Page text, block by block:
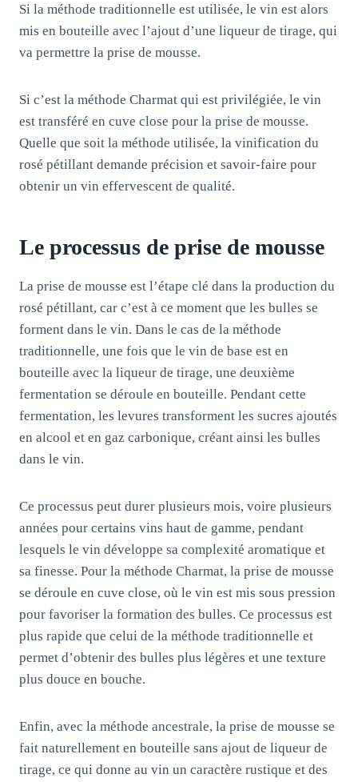
Si la méthode traditionnelle est utilisée, le vin est alors
mis en bouteille avec l’ajout d’une liqueur de tirage, qui
va permettre la prise de mousse.
Si c’est la méthode Charmat qui est privilégiée, le vin
est transféré en cuve close pour la prise de mousse.
Quelle que soit la méthode utilisée, la vinification du
rosé pétillant demande précision et savoir-faire pour
obtenir un vin effervescent de qualité.
Le processus de prise de mousse
La prise de mousse est l’étape clé dans la production du
rosé pétillant, car c’est à ce moment que les bulles se
forment dans le vin. Dans le cas de la méthode
traditionnelle, une fois que le vin de base est en
bouteille avec la liqueur de tirage, une deuxième
fermentation se déroule en bouteille. Pendant cette
fermentation, les levures transforment les sucres ajoutés
en alcool et en gaz carbonique, créant ainsi les bulles
dans le vin.
Ce processus peut durer plusieurs mois, voire plusieurs
années pour certains vins haut de gamme, pendant
lesquels le vin développe sa complexité aromatique et
sa finesse. Pour la méthode Charmat, la prise de mousse
se déroule en cuve close, où le vin est mis sous pression
pour favoriser la formation des bulles. Ce processus est
plus rapide que celui de la méthode traditionnelle et
permet d’obtenir des bulles plus légères et une texture
plus douce en bouche.
Enfin, avec la méthode ancestrale, la prise de mousse se
fait naturellement en bouteille sans ajout de liqueur de
tirage, ce qui donne au vin un caractère rustique et des